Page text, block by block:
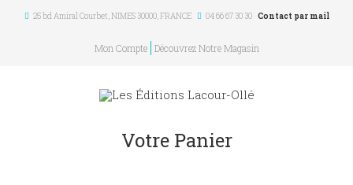
25 bd Amiral Courbet, NIMES 30000,FRANCE 04 66 67 30 30 Contact par mail
Mon Compte Découvrez Notre Magasin
Votre Panier